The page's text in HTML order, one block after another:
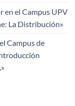
en el Campus UPV
La Distribución»
Campus de